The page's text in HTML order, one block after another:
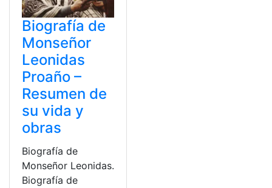
Biografía de
Monseñor
Leonidas
Proaño –
Resumen de
su vida y
obras
Biografía de
Monseñor Leonidas.
Biografía de